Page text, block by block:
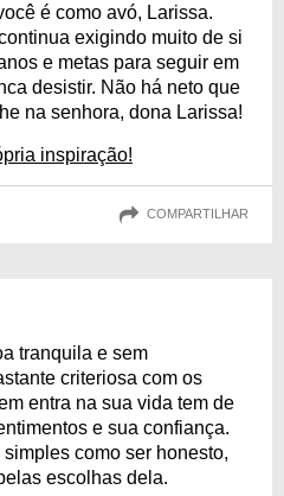
é como avó, Larissa.
exigindo muito de si
e metas para seguir em
desistir. Não há neto que
na senhora, dona Larissa!
inspiração!
COMPARTILHAR
tranquila e sem
criteriosa com os
entra na sua vida tem de
e sua confiança.
como ser honesto,
escolhas dela.